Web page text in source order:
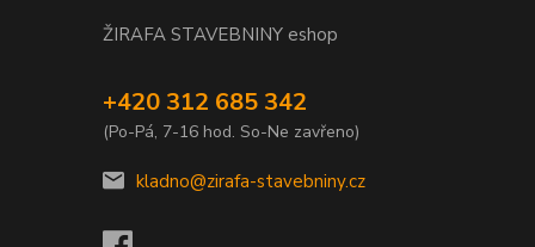
ŽIRAFA STAVEBNINY eshop
+420 312 685 342
(Po-Pá, 7-16 hod. So-Ne zavřeno)
kladno@zirafa-stavebniny.cz